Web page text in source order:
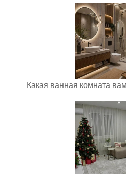
Какая ванная комната